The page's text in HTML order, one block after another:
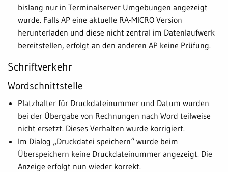
bislang nur in Terminalserver Umgebungen angezeigt
wurde. Falls AP eine aktuelle RA-MICRO Version
herunterladen und diese nicht zentral im Datenlaufwerk
bereitstellen, erfolgt an den anderen AP keine Prüfung.
Schriftverkehr
Wordschnittstelle
Platzhalter für Druckdateinummer und Datum wurden
bei der Übergabe von Rechnungen nach Word teilweise
nicht ersetzt. Dieses Verhalten wurde korrigiert.
Im Dialog „Druckdatei speichern“ wurde beim
Überspeichern keine Druckdateinummer angezeigt. Die
Anzeige erfolgt nun wieder korrekt.